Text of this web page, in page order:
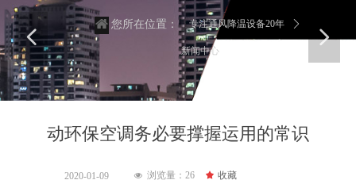
动环保空调务必要撑握运用的常识
2020-01-09
专注通风降温设备20年 ꄲ
新闻中心
您所在位置：
넳 넲
넶 浏览量： 26 끄 收藏